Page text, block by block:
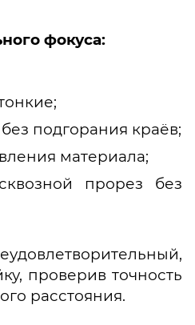
фокуса:
подгорания краёв;
материала;
прорез без
проверив точность
расстояния.